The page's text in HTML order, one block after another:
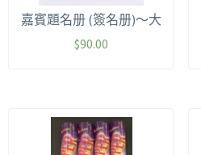
嘉賓題名册 (簽名册)～大
$90.00